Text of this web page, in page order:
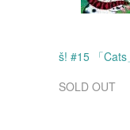
š! #15 「Cats
SOLD OUT